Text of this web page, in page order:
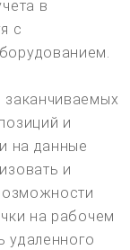
в
с
заканчиваемых
и
на данные
и
на рабочем
удаленного